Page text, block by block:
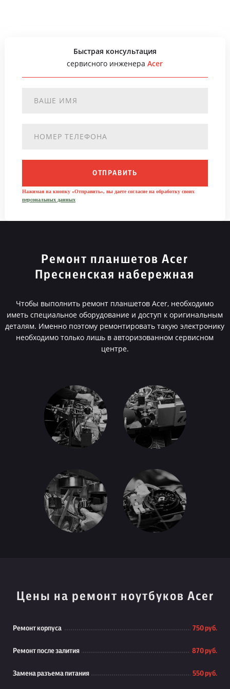
Быстрая консультация
сервисного инженераAcer
ОТПРАВИТЬ
Нажимая на кнопку «Отправить», вы даете согласие на обработку своих
персональных данных
Ремонт планшетов Acer
Пресненская набережная
Чтобы выполнить ремонт планшетов Acer, необходимо
иметь специальное оборудование и доступ к оригинальным
деталям. Именно поэтому ремонтировать такую электронику
необходимо только лишь в авторизованном сервисном
центре.
Цены на ремонт ноутбуков Acer
Ремонт корпуса 750 руб.
Ремонт после залития 870 руб.
Замена разъема питания 550 руб.